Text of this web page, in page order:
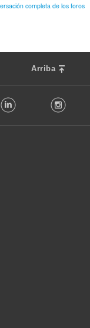
completa de los foros
Arriba
LinkedIn